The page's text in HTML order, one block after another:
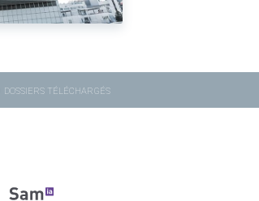
DOSSIERS TÉLÉCHARGÉS